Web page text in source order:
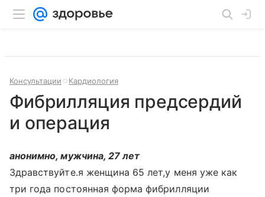
Консультации Кардиология
Фибрилляция предсердий
и операция
анонимно, мужчина, 27 лет
Здравствуйте.я женщина 65 лет,у меня уже как
три года постоянная форма фибрилляции